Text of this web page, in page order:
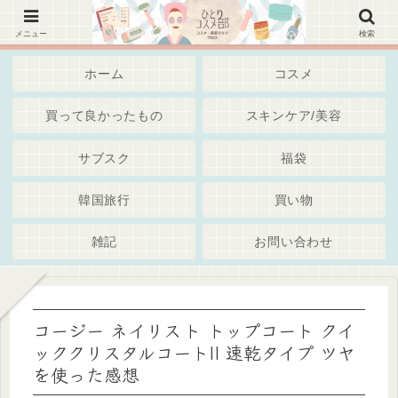
韓国コスメ、美容スキンケア・通販・Iherb・サブスク～綺麗でいたいアラサーアラフォー世代・
独身女子 ブログ
ホーム コスメ
買って良かったもの スキンケア/美容
サブスク 福袋
韓国旅行 買い物
雑記 お問い合わせ
コージー ネイリスト トップコート クイ
ッククリスタルコートII 速乾タイプ ツヤ
を使った感想
メニュー 検索